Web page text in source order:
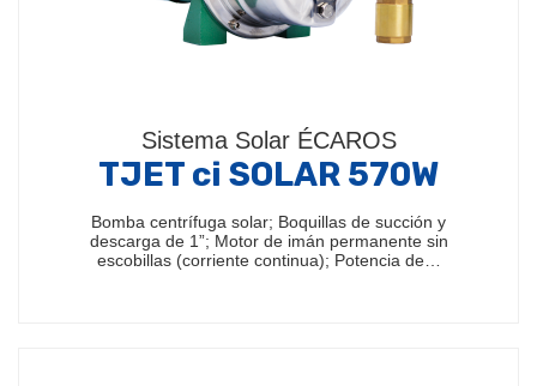
Sistema Solar ÉCAROS
TJET ci SOLAR 570W
Bomba centrífuga solar; Boquillas de succión y
descarga de 1”; Motor de imán permanente sin
escobillas (corriente continua); Potencia de…